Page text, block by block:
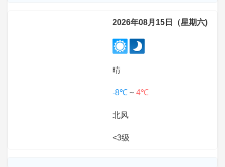
2026年08月15日（星期六)
晴
-8℃ ~ 4℃
北风
<3级